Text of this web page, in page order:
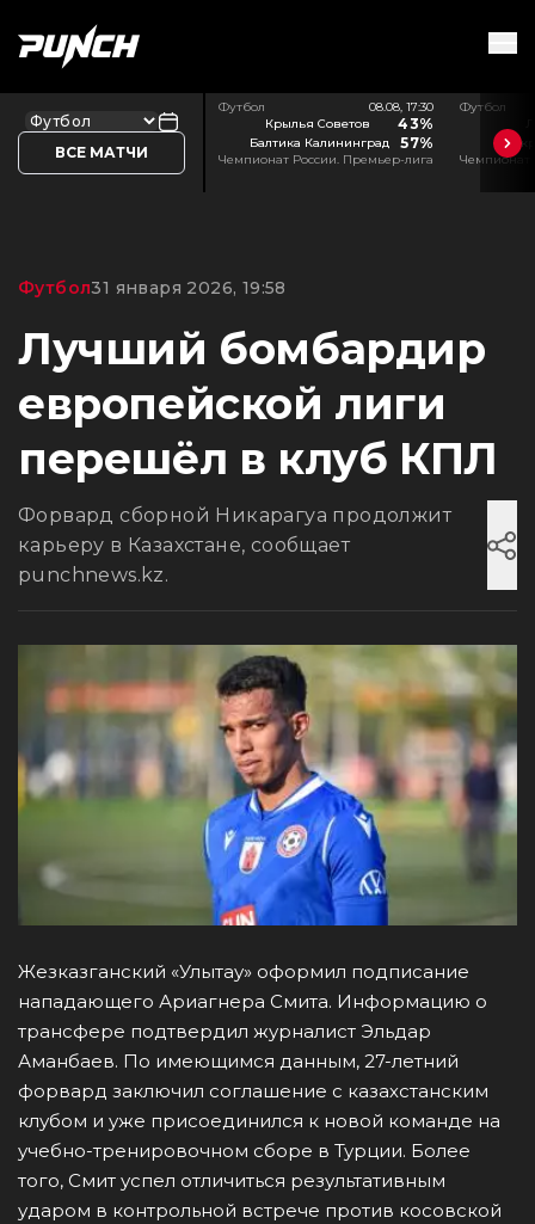
ВСЕ МАТЧИ
Футбол
08.08, 17:30
Крылья Советов
43%
Балтика Калининград 57%
Чемпионат России. Премьер-лига
Футбол
Чемпионат
Футбол31 января 2026, 19:58
Лучший бомбардир
европейской лиги
перешёл в клуб КПЛ
Форвард сборной Никарагуа продолжит
карьеру в Казахстане, сообщает
punchnews.kz.
Жезказганский «Улытау» оформил подписание
нападающего Ариагнера Смита. Информацию о
трансфере подтвердил журналист Эльдар
Аманбаев. По имеющимся данным, 27-летний
форвард заключил соглашение с казахстанским
клубом и уже присоединился к новой команде на
учебно-тренировочном сборе в Турции. Более
того, Смит успел отличиться результативным
ударом в контрольной встрече против косовской